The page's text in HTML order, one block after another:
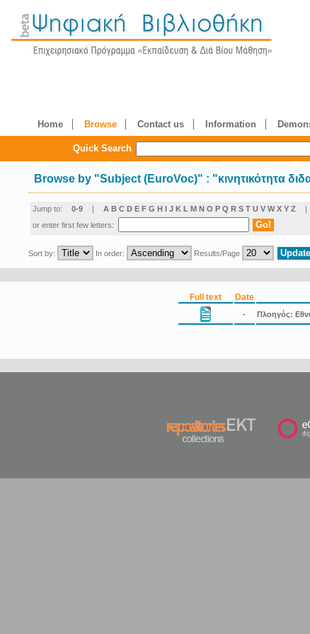
Home Browse Contact us Information
Quick Search
Browse by "Subject (EuroVoc)" : "κινητικότητα
Jump to: 0-9 | A B C D E F G H I J K L M N O P Q R S T U V W X Y Z |
or enter first few letters:
Sort by: In order: Results/Page
Full text Date
- Πλοηγός: